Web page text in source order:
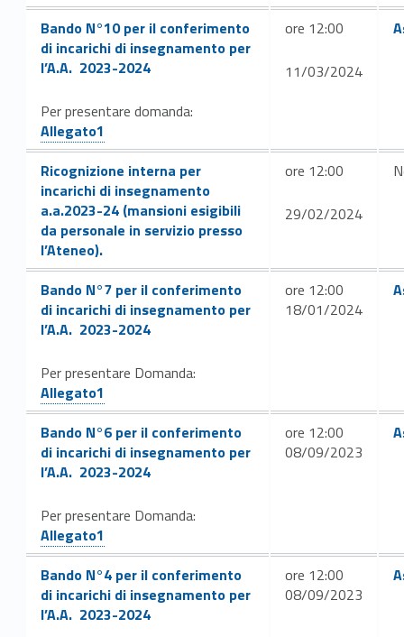
Bando N°10 per il conferimento
di incarichi di insegnamento per
l’A.A. 2023-2024
Per presentare domanda:
Allegato1
ore 12:00
11/03/2024
Link identifier
Link identifier #identifier__173775-54
Ricognizione interna per
incarichi di insegnamento
a.a.2023-24 (mansioni esigibili
da personale in servizio presso
l’Ateneo).
ore 12:00
29/02/2024
Link identifier #identifier__23904-55
Bando N°7 per il conferimento
di incarichi di insegnamento per
l’A.A. 2023-2024
Per presentare Domanda:
Allegato1
ore 12:00
18/01/2024
Link identifier
Link identifier #identifier__118091-58
Bando N°6 per il conferimento
di incarichi di insegnamento per
l’A.A. 2023-2024
Per presentare Domanda:
Allegato1
ore 12:00
08/09/2023
Link identifier
Link identifier #identifier__63973-61
Bando N°4 per il conferimento
di incarichi di insegnamento per
l’A.A. 2023-2024
ore 12:00
08/09/2023
Link identifier